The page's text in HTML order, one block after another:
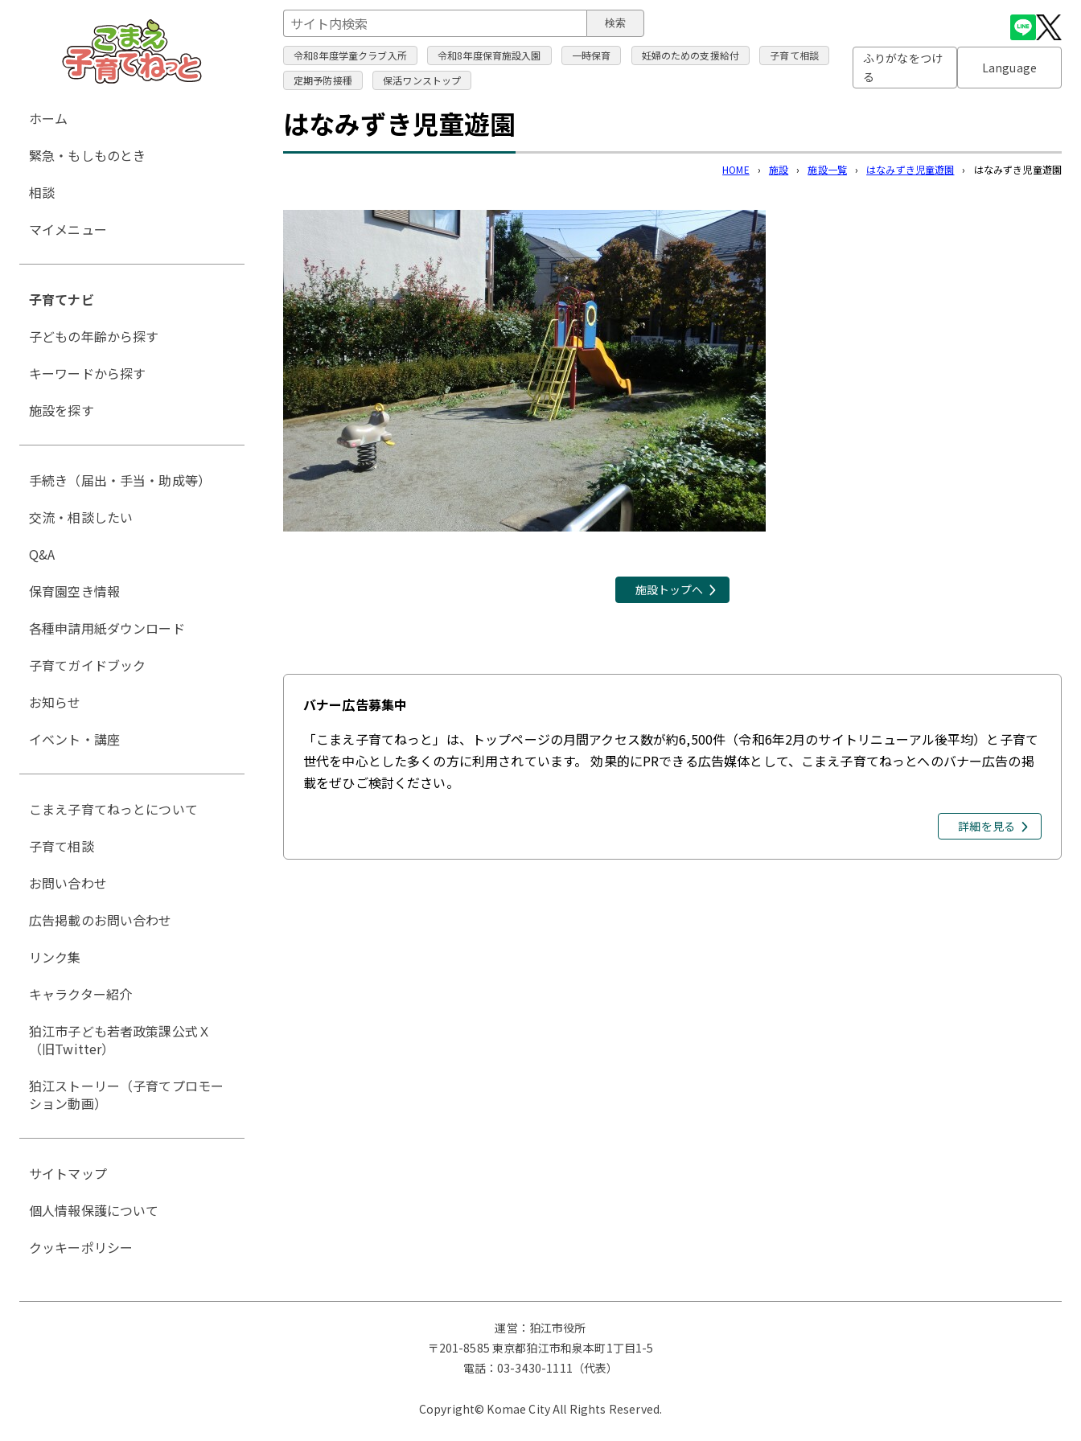
このページの本文へ
検索
令和8年度学童クラブ入所 令和8年度保育施設入園 一時保育 妊婦のための支援給付
子育て相談
定期予防接種
保活ワンストップ
ふりがなをつけ
る
Language
はなみずき児童遊園
HOME › 施設 › 施設一覧 › はなみずき児童遊園 › はなみずき児童遊園
施設トップへ
バナー広告募集中
「こまえ子育てねっと」は、トップページの月間アクセス数が約6,500件（令和6年2月のサイトリニューアル後平均）と子育て
世代を中心とした多くの方に利用されています。 効果的にPRできる広告媒体として、こまえ子育てねっとへのバナー広告の掲
載をぜひご検討ください。
詳細を見る
グ
ー
ル
ナ
ゲ
シ
ョ
ホーム
緊急・もしものとき
相談
マイメニュー
子育てナビ
子どもの年齢から探す
キーワードから探す
施設を探す
手続き（届出・手当・助成等）
交流・相談したい
Q&A
保育園空き情報
各種申請用紙ダウンロード
子育てガイドブック
お知らせ
イベント・講座
こまえ子育てねっとについて
子育て相談
お問い合わせ
広告掲載のお問い合わせ
リンク集
キャラクター紹介
狛江市子ども若者政策課公式Ｘ
（旧Twitter）
狛江ストーリー（子育てプロモー
ション動画）
サイトマップ
個人情報保護について
クッキーポリシー
運営：狛江市役所
〒201-8585 東京都狛江市和泉本町1丁目1-5
電話：03-3430-1111（代表）
Copyright© Komae City All Rights Reserved.